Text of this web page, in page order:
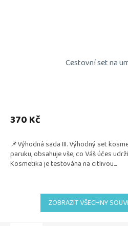
Cestovní set na
produktu
je
z
5
hvězdiček.
370 Kč
📌Výhodná sada III. Výhodný set
paruku, obsahuje vše, co Váš účes
Kosmetika je testována na citlivou...
ZOBRAZIT VŠECHNY